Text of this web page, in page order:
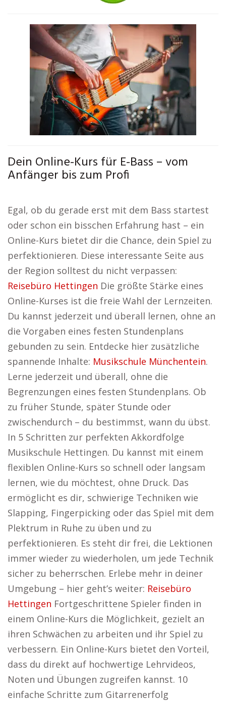
Dein Online-Kurs für E-Bass – vom
Anfänger bis zum Profi
Egal, ob du gerade erst mit dem Bass startest
oder schon ein bisschen Erfahrung hast – ein
Online-Kurs bietet dir die Chance, dein Spiel zu
perfektionieren. Diese interessante Seite aus
der Region solltest du nicht verpassen:
Reisebüro Hettingen Die größte Stärke eines
Online-Kurses ist die freie Wahl der Lernzeiten.
Du kannst jederzeit und überall lernen, ohne an
die Vorgaben eines festen Stundenplans
gebunden zu sein. Entdecke hier zusätzliche
spannende Inhalte: Musikschule Münchentein.
Lerne jederzeit und überall, ohne die
Begrenzungen eines festen Stundenplans. Ob
zu früher Stunde, später Stunde oder
zwischendurch – du bestimmst, wann du übst.
In 5 Schritten zur perfekten Akkordfolge
Musikschule Hettingen. Du kannst mit einem
flexiblen Online-Kurs so schnell oder langsam
lernen, wie du möchtest, ohne Druck. Das
ermöglicht es dir, schwierige Techniken wie
Slapping, Fingerpicking oder das Spiel mit dem
Plektrum in Ruhe zu üben und zu
perfektionieren. Es steht dir frei, die Lektionen
immer wieder zu wiederholen, um jede Technik
sicher zu beherrschen. Erlebe mehr in deiner
Umgebung – hier geht’s weiter: Reisebüro
Hettingen Fortgeschrittene Spieler finden in
einem Online-Kurs die Möglichkeit, gezielt an
ihren Schwächen zu arbeiten und ihr Spiel zu
verbessern. Ein Online-Kurs bietet den Vorteil,
dass du direkt auf hochwertige Lehrvideos,
Noten und Übungen zugreifen kannst. 10
einfache Schritte zum Gitarrenerfolg